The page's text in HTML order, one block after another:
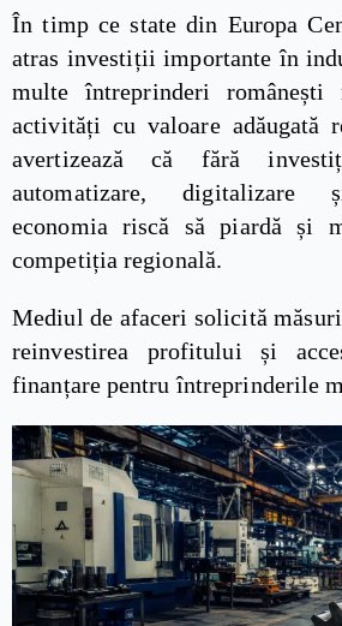
În timp ce state din Europa
atras investiții importante în
multe întreprinderi românești
activități cu valoare adăugată
avertizează că fără
automatizare, digitalizare
economia riscă să piardă și
competiția regională.
Mediul de afaceri solicită
reinvestirea profitului și
finanțare pentru întreprinderile